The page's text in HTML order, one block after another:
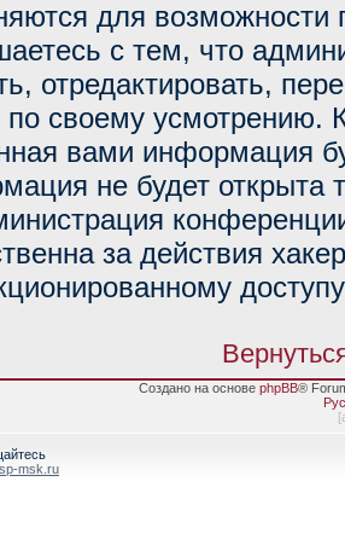
для возможности
с тем, что
отредактировать,
своему усмотрению.
вами информация
не будет открыта
за действия
Создано на основе phpBB®
[
msk.ru